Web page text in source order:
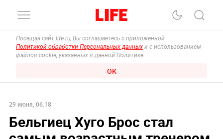
Посещая сайт life.ru, Вы соглашаетесь с приложенной
Политикой обработки Персональных данных и с использованием
файлов cookie, указанных в данной Политике.
ОК
29 июня, 06:18
Бельгиец Хуго Брос стал